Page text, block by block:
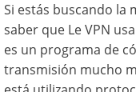
Si estás buscando la
saber que Le VPN
es un programa de
transmisión mucho